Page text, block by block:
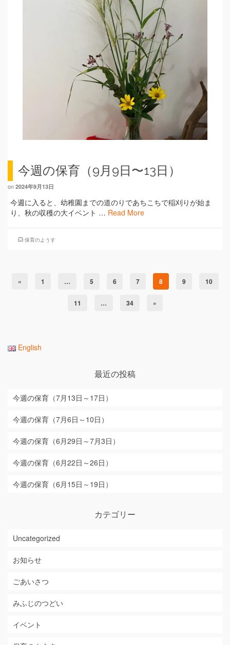
今週の保育（9月9日〜13日）
on 2024年9月13日
今週に入ると、幼稚園までの道のりであちこちで稲刈りが始ま
り、秋の収穫の大イベント … Read More
保育のようす
« 1 … 5 6 7 8 9 10
11 … 34 »
English
最近の投稿
今週の保育（7月13日～17日）
今週の保育（7月6日～10日）
今週の保育（6月29日～7月3日）
今週の保育（6月22日～26日）
今週の保育（6月15日～19日）
カテゴリー
Uncategorized
お知らせ
ごあいさつ
みふじのつどい
イベント